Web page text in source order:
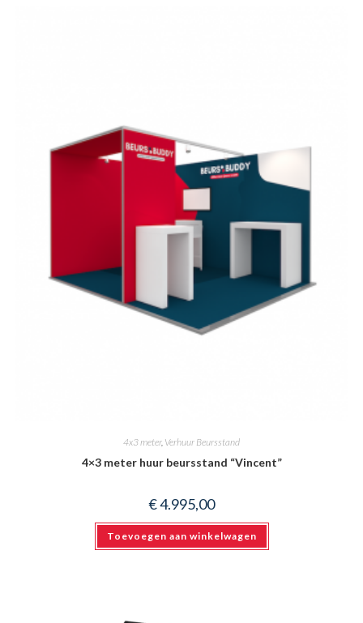
4x3 meter, Verhuur Beursstand
4×3 meter huur beursstand “Vincent”
€4.995,00
Toevoegen aan winkelwagen